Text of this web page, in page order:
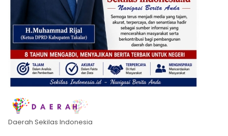
Daerah Sekilas Indonesia